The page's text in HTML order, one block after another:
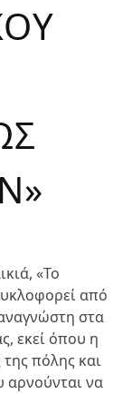
«Το
από
στα
εκεί όπου η
πόλης και
αρνούνται να